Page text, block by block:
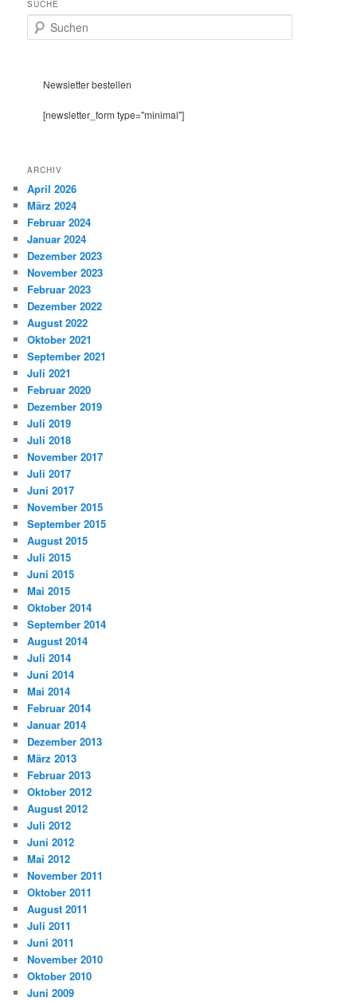
SUCHE
u
Newsletter bestellen
[newsletter_form type="minimal"]
ARCHIV
April 2026
März 2024
Februar 2024
Januar 2024
Dezember 2023
November 2023
Februar 2023
Dezember 2022
August 2022
Oktober 2021
September 2021
Juli 2021
Februar 2020
Dezember 2019
Juli 2019
Juli 2018
November 2017
Juli 2017
Juni 2017
November 2015
September 2015
August 2015
Juli 2015
Juni 2015
Mai 2015
Oktober 2014
September 2014
August 2014
Juli 2014
Juni 2014
Mai 2014
Februar 2014
Januar 2014
Dezember 2013
März 2013
Februar 2013
Oktober 2012
August 2012
Juli 2012
Juni 2012
Mai 2012
November 2011
Oktober 2011
August 2011
Juli 2011
Juni 2011
November 2010
Oktober 2010
Juni 2009